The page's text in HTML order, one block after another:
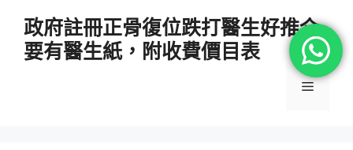
政府註冊正骨復位跌打醫生好推介
要有醫生紙，附收費價目表
選